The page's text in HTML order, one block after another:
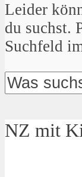
Leider
du suchst.
Suchfeld
NZ mit